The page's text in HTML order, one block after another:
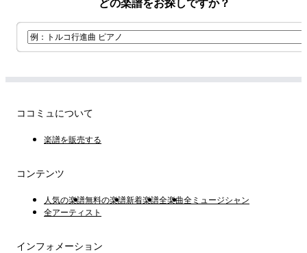
どの楽譜をお探しですか？
ココミュについて
楽譜を販売する
コンテンツ
人気の楽譜無料の楽譜新着楽譜全楽曲全ミュージシャン
全アーティスト
インフォメーション